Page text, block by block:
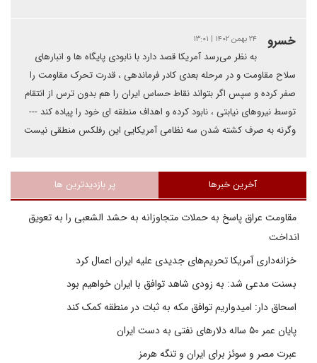
خسرو ۲۴ بهمن ۱۴۰۲ | ۱۳:۰۱
به نظر می‌رسد آمریکا قصد دارد با نابودی پایگاه ها و انبارهای
سلاح مقاومت و در مرحله بعدی کادر فرماندهی ، قدرت تحرک مقاومت را
صفر کرده و سپس اگر بتواند نقاط حساس ایران را هم بدون ترس از انتقام
توسط نیروهای نیابتی ، نابود کرده و اهداف منطقه ای خود را پیاده کند ---
وگرنه به صرف کشته شدن سه نظامی آمریکایی این رفلکس منطقی نیست
آخرین خبرها پر بازدیدترین ها
مقاومت عراق پاسخ به حملات متجاوزانه به حشد الشعبی را به تعویق
انداخت
خزانه‌داری آمریکا تحریم‌های جدیدی علیه ایران اعمال کرد
بسنت مدعی شد: به زودی شاهد توافق با ایران خواهیم بود
اسحاق دار: امیدواریم توافق مکه به ثبات در منطقه کمک کند
پایان عمر ۵۰ ساله دلارهای نفتی به دست ایران
عبرت مصر و سوئز برای ایران و تنگه هرمز